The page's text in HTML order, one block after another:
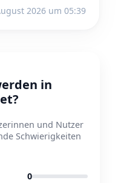
2026 um 05:39
in
und Nutzer
Schwierigkeiten
0